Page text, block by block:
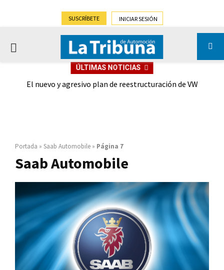
SUSCRÍBETE INICIAR SESIÓN
PRIMARY
ÚLTIMAS NOTICIAS
El nuevo y agresivo plan de reestructuración de VW
Portada » Saab Automobile » Página 7
Saab Automobile